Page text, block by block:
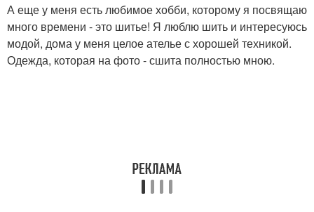
А еще у меня есть любимое хобби, которому я посвящаю
много времени - это шитье! Я люблю шить и интересуюсь
модой, дома у меня целое ателье с хорошей техникой.
Одежда, которая на фото - сшита полностью мною.